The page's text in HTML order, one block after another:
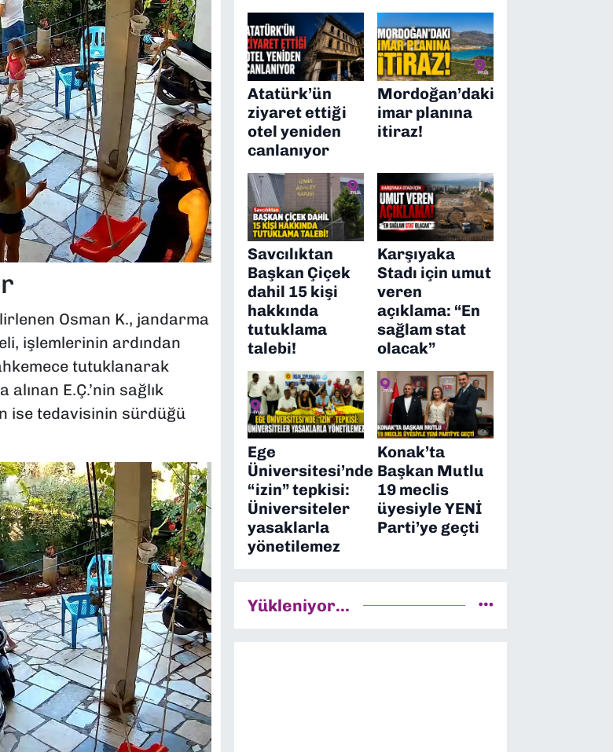
Osman K., jandarma
işlemlerinin ardından
tutuklanarak
E.Ç.’nin sağlık
ise tedavisinin sürdüğü
Atatürk’ün
ziyaret ettiği
otel yeniden
canlanıyor
Mordoğan’daki
imar planına
itiraz!
Savcılıktan
Başkan Çiçek
dahil 15 kişi
hakkında
tutuklama
talebi!
Karşıyaka
Stadı için umut
veren
açıklama: “En
sağlam stat
olacak”
Ege
Üniversitesi’nde
“izin” tepkisi:
Üniversiteler
yasaklarla
yönetilemez
Konak’ta
Başkan Mutlu
19 meclis
üyesiyle YENİ
Parti’ye geçti
Yükleniyor...